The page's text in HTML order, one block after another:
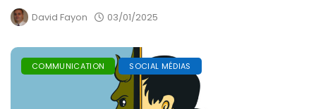
David Fayon 03/01/2025
COMMUNICATION SOCIAL MÉDIAS